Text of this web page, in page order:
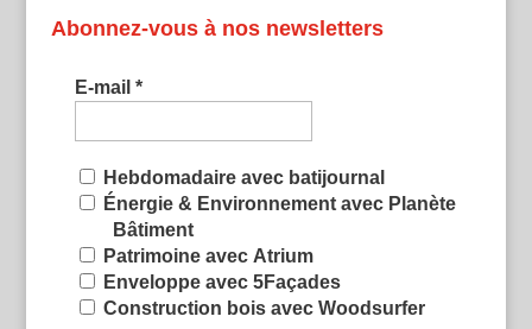
Abonnez-vous à nos newsletters
E-mail *
Hebdomadaire avec batijournal
Énergie & Environnement avec Planète
Bâtiment
Patrimoine avec Atrium
Enveloppe avec 5Façades
Construction bois avec Woodsurfer